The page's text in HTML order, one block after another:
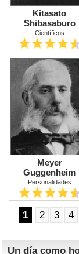
Kitasato
Shibasaburo
Científicos
Meyer
Guggenheim
Personalidades
1 2 3 4
Un día como